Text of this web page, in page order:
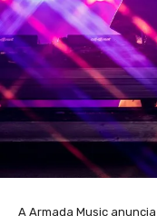
A Armada Music